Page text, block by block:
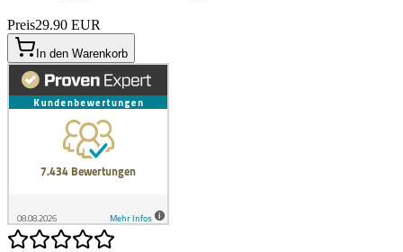
Preis29.90 EUR
In den Warenkorb